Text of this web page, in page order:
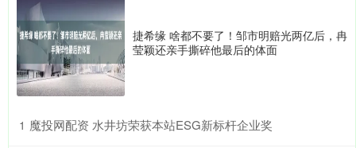
捷希缘 啥都不要了！邹市明赔光两亿后，冉
莹颖还亲手撕碎他最后的体面
1 ​魔投网配资 水井坊荣获本站ESG新标杆企业奖